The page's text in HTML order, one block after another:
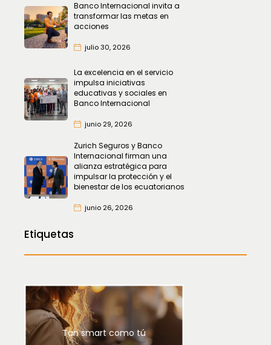
Banco Internacional invita a
transformar las metas en
acciones
julio 30, 2026
La excelencia en el servicio
impulsa iniciativas
educativas y sociales en
Banco Internacional
junio 29, 2026
Zurich Seguros y Banco
Internacional firman una
alianza estratégica para
impulsar la protección y el
bienestar de los ecuatorianos
junio 26, 2026
Etiquetas
Tan smart como tú